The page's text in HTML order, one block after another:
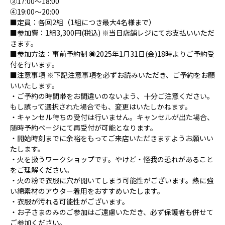
④19:00～20:00
■定員：各回2組（1組につき最大4名様まで）
■参加費：1組3,300円(税込) ※当日店舗レジにてお支払いいただ
きます。
■参加方法：事前予約制 ◉2025年1月31日(金)18時よりご予約受
付を行います。
■注意事項 ※下記注意事項を必ずお読みいただき、ご予約をお願
いいたします。
・ご予約の時間帯をお間違いのないよう、十分ご注意ください。
もし誤って選択された場合でも、変更はいたしかねます。
・キャンセル待ちの受付は行いません。キャンセルが出た場合、
随時予約ページにて再受付が可能となります。
・開始時刻までに余裕をもってご来店いただきますようお願いい
たします。
・火を扱うワークショップです。やけど・怪我の恐れがあること
をご理解ください。
・火の粉で衣服に穴が開いてしまう可能性がございます。熱に強
い綿素材のアウター着用をおすすめいたします。
・衣服が汚れる可能性がございます。
・お子さまのみのご参加はご遠慮いただき、必ず保護者も併せて
ご参加ください。